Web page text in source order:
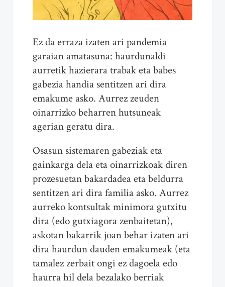
Ez da erraza izaten ari pandemia
garaian amatasuna: haurdunaldi
aurretik hazierara trabak eta babes
gabezia handia sentitzen ari dira
emakume asko. Aurrez zeuden
oinarrizko beharren hutsuneak
agerian geratu dira.
Osasun sistemaren gabeziak eta
gainkarga dela eta oinarrizkoak diren
prozesuetan bakardadea eta beldurra
sentitzen ari dira familia asko. Aurrez
aurreko kontsultak minimora gutxitu
dira (edo gutxiagora zenbaitetan),
askotan bakarrik joan behar izaten ari
dira haurdun dauden emakumeak (eta
tamalez zerbait ongi ez dagoela edo
haurra hil dela bezalako berriak